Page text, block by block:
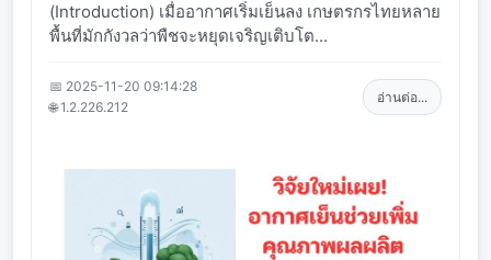
(Introduction) เมื่ออากาศเริ่มเย็นลง เกษตรกรไทยหลาย
พื้นที่มักกังวลว่าพืชจะหยุดเจริญเติบโต...
📅 2025-11-20 09:14:28
🌐 1.2.226.212
อ่านต่อ...